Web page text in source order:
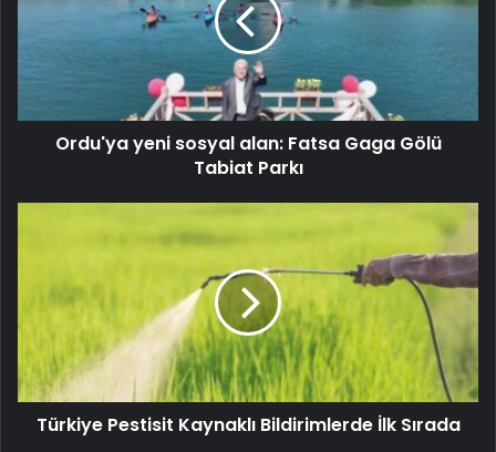
Ordu'ya yeni sosyal alan: Fatsa Gaga Gölü
Tabiat Parkı
Türkiye Pestisit Kaynaklı Bildirimlerde İlk Sırada